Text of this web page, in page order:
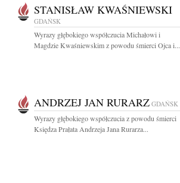
STANISŁAW KWAŚNIEWSKI
GDAŃSK
Wyrazy głębokiego współczucia Michałowi i
Magdzie Kwaśniewskim z powodu śmierci Ojca i...
ANDRZEJ JAN RURARZ GDAŃSK
Wyrazy głębokiego współczucia z powodu śmierci
Księdza Prałata Andrzeja Jana Rurarza...